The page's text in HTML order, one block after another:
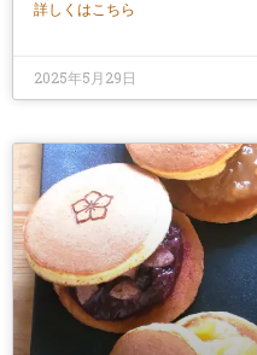
詳しくはこちら
2025年5月29日